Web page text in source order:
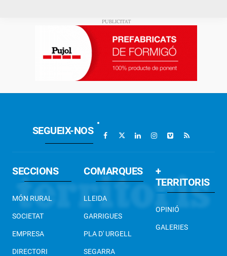
SEGUEIX-NOS
SECCIONS
MÓN RURAL
SOCIETAT
EMPRESA
DIRECTORI
COMARQUES
LLEIDA
GARRIGUES
PLA D' URGELL
SEGARRA
+
TERRITORIS
OPINIÓ
GALERIES